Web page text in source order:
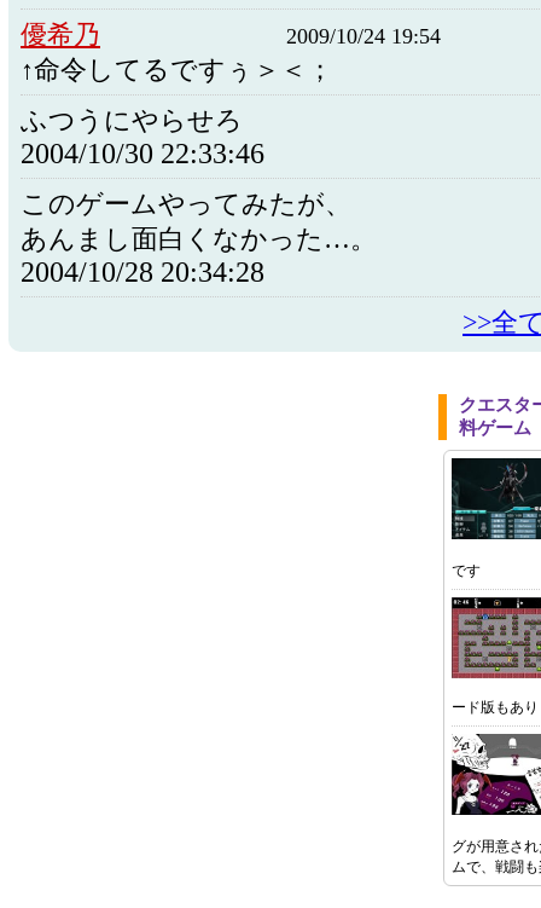
優希乃
2009/10/24 19:54
↑命令してるですぅ＞＜；
ふつうにやらせろ
2004/10/30 22:33:46
このゲームやってみたが、
あんまし面白くなかった…。
2004/10/28 20:34:28
>>全
クエスタ
料ゲーム
です
ード版もあ
グが用意さ
ムで、戦闘